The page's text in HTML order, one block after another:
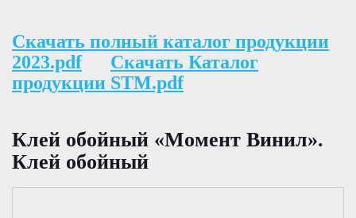
Скачать полный каталог продукции
2023.pdf
Скачать Каталог
продукции STM.pdf
Клей обойный «Момент Винил».
Клей обойный